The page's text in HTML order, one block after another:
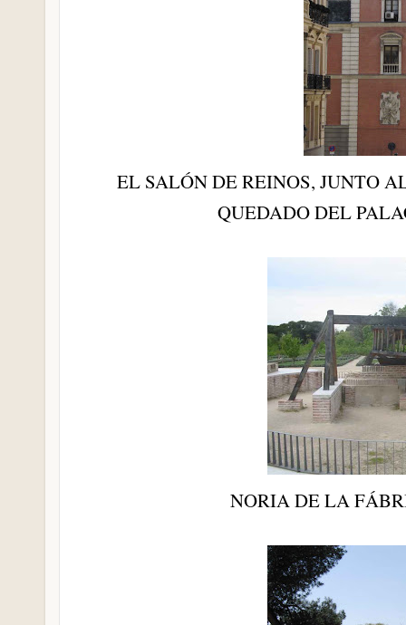
EL SALÓN DE REINOS, JUNTO
QUEDADO DEL
NORIA DE LA